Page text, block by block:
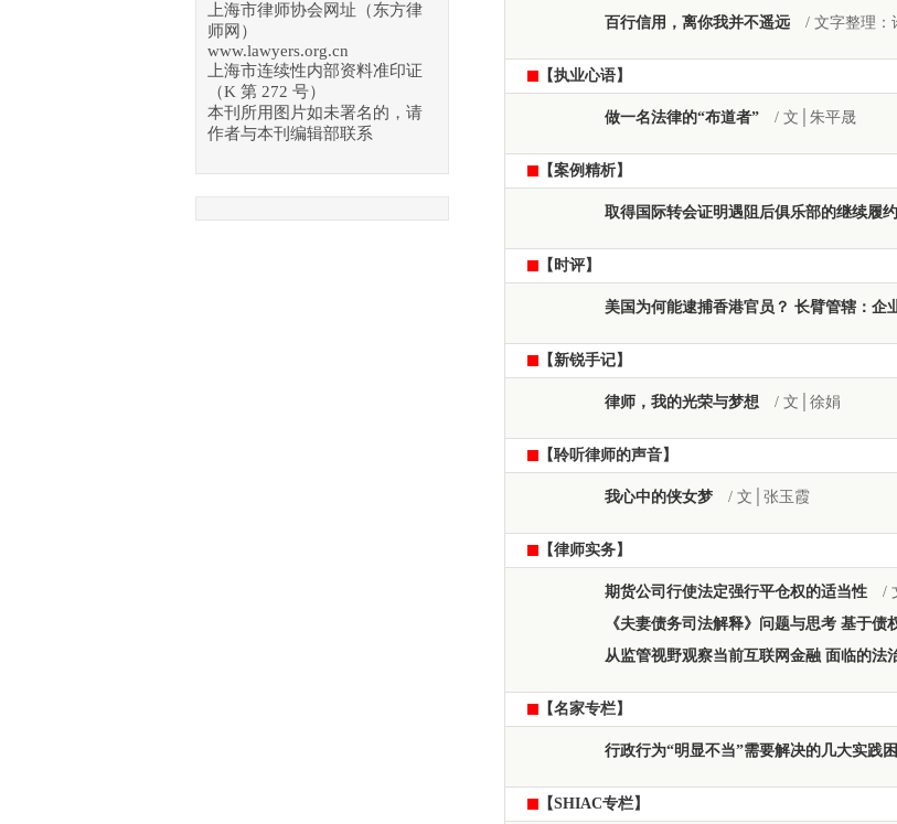
上海市律师协会网址（东方律
师网）
www.lawyers.org.cn
上海市连续性内部资料准印证
（K 第 272 号）
本刊所用图片如未署名的，请
作者与本刊编辑部联系
百行信用，离你我并不遥远 / 文字整理：
【执业心语】
做一名法律的“布道者” / 文│朱平晟
【案例精析】
取得国际转会证明遇阻后俱乐部的继续履
【时评】
美国为何能逮捕香港官员？ 长臂管辖：企
【新锐手记】
律师，我的光荣与梦想 / 文│徐娟
【聆听律师的声音】
我心中的侠女梦 / 文│张玉霞
【律师实务】
期货公司行使法定强行平仓权的适当性
/
《夫妻债务司法解释》问题与思考 基于债
从监管视野观察当前互联网金融 面临的法
【名家专栏】
行政行为“明显不当”需要解决的几大实践
【SHIAC专栏】